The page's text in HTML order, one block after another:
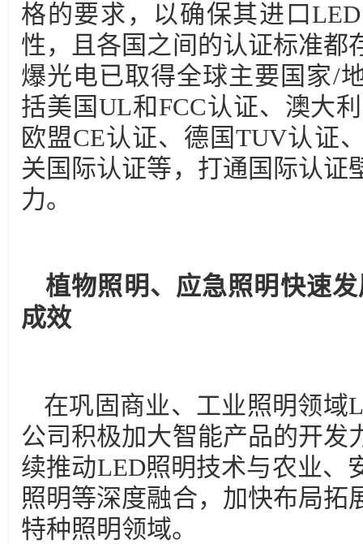
格的要求，以确保其进口
性，且各国之间的认证标准都
爆光电已取得全球主要国家/
括美国UL和FCC认证、澳大
欧盟CE认证、德国TUV认证
关国际认证等，打通国际认证
力。
植物照明、应急照明快速
成效
在巩固商业、工业照明领域
公司积极加大智能产品的开发
续推动LED照明技术与农业、
照明等深度融合，加快布局拓
特种照明领域。